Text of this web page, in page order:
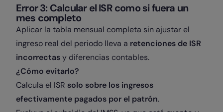
Error 3: Calcular el ISR como si fuera un
mes completo
Aplicar la tabla mensual completa sin ajustar el
ingreso real del periodo lleva a retenciones de ISR
incorrectasy diferencias contables.
¿Cómo evitarlo?
Calcula el ISR solo sobre los ingresos
efectivamente pagados por el patrón.